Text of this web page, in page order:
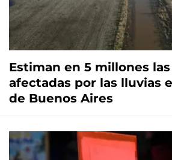
Estiman en 5 millones
afectadas por las lluvias
de Buenos Aires